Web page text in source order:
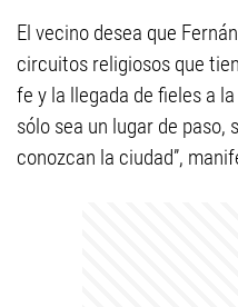
El vecino desea que
circuitos religiosos que
fe y la llegada de fieles a
sólo sea un lugar de paso,
conozcan la ciudad”,